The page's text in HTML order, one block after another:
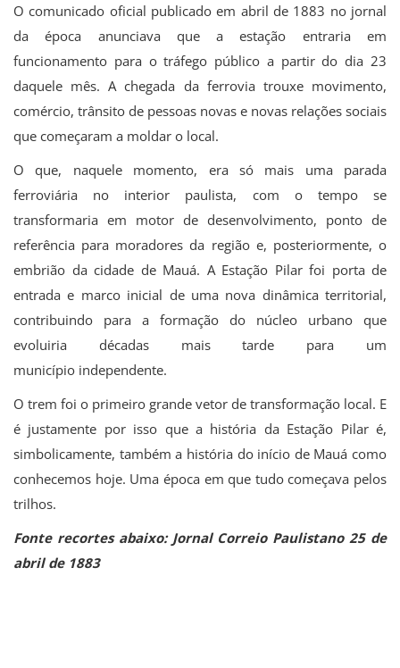
O comunicado oficial publicado em abril de 1883 no jornal
da época anunciava que a estação entraria em
funcionamento para o tráfego público a partir do dia 23
daquele mês. A chegada da ferrovia trouxe movimento,
comércio, trânsito de pessoas novas e novas relações sociais
que começaram a moldar o local.
O que, naquele momento, era só mais uma parada
ferroviária no interior paulista, com o tempo se
transformaria em motor de desenvolvimento, ponto de
referência para moradores da região e, posteriormente, o
embrião da cidade de Mauá. A Estação Pilar foi porta de
entrada e marco inicial de uma nova dinâmica territorial,
contribuindo para a formação do núcleo urbano que
evoluiria décadas mais tarde para um
município independente.
O trem foi o primeiro grande vetor de transformação local. E
é justamente por isso que a história da Estação Pilar é,
simbolicamente, também a história do início de Mauá como
conhecemos hoje. Uma época em que tudo começava pelos
trilhos.
Fonte recortes abaixo: Jornal Correio Paulistano 25 de
abril de 1883